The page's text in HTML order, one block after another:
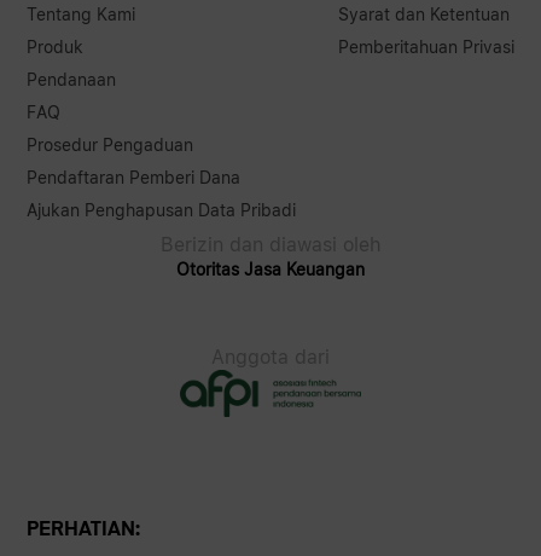
Tentang Kami
Produk
Pendanaan
FAQ
Prosedur Pengaduan
Pendaftaran Pemberi Dana
Ajukan Penghapusan Data Pribadi
Syarat dan Ketentuan
Pemberitahuan Privasi
Berizin dan diawasi oleh
Otoritas Jasa Keuangan
Anggota dari
PERHATIAN: